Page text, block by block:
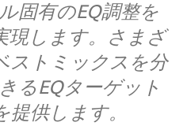
固有のEQ調整を
現します。さまざ
ストミックスを分
るEQターゲット
提供します。